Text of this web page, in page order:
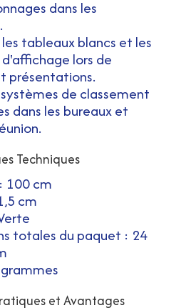
dans les
tableaux blancs et les
lors de
présentations.
de classement
dans les bureaux et
Techniques
100 cm
cm
totales du paquet : 24
et Avantages